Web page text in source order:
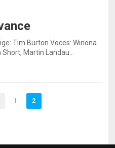
Tim Burton Voces: Winona
Short, Martin Landau…
1 2